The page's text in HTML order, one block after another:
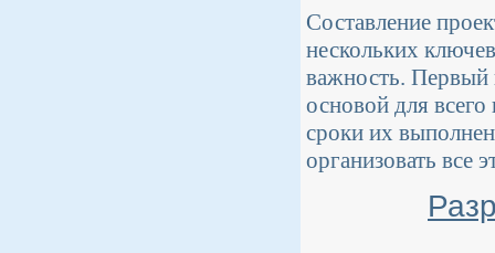
Составление
нескольких
важность. Первый
основой для
сроки их
организовать все